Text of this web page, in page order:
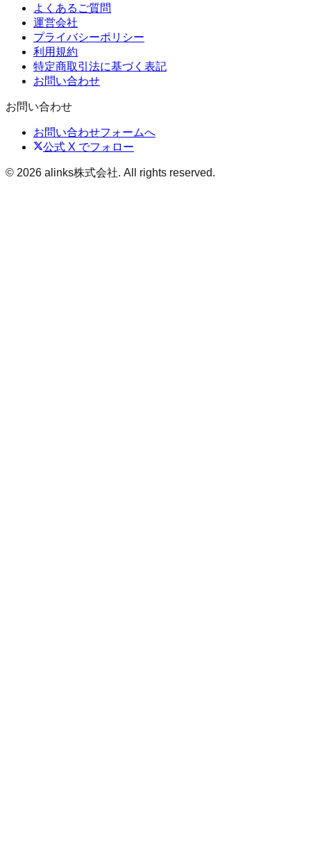
よくあるご質問
運営会社
プライバシーポリシー
利用規約
特定商取引法に基づく表記
お問い合わせ
お問い合わせ
お問い合わせフォームへ
公式 X でフォロー
© 2026 alinks株式会社. All rights reserved.